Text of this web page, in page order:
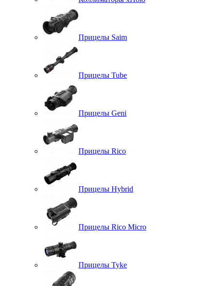
Прицелы Saim
Прицелы Tube
Прицелы Geni
Прицелы Rico
Прицелы Hybrid
Прицелы Rico Micro
Прицелы Tyke